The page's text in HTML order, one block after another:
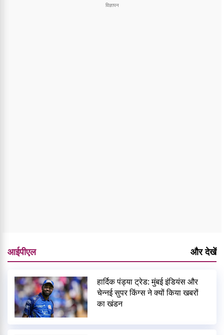
आईपीएल और देखें
हार्दिक पंड्या ट्रेड: मुंबई इंडियंस और
चेन्नई सुपर किंग्स ने क्यों किया खबरों
का खंडन